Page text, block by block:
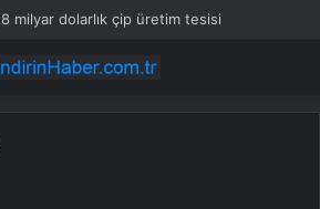
milyar dolarlık çip üretim tesisi